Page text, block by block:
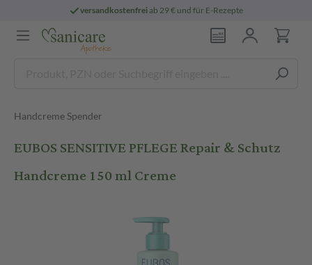
versandkostenfreiab 29 € und für E-Rezepte
Handcreme Spender
EUBOS SENSITIVE PFLEGE Repair & Schutz
Handcreme 150 ml Creme